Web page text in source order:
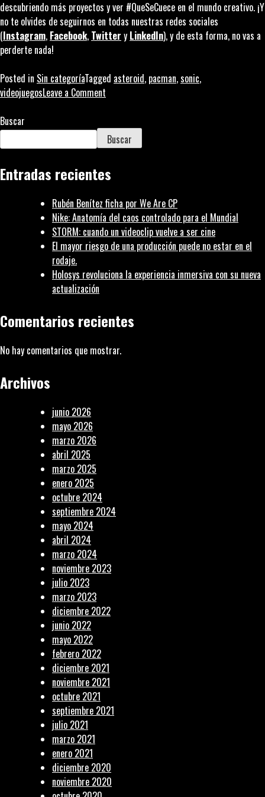
descubriendo más proyectos y ver #QueSeCuece en el mundo creativo. ¡Y
no te olvides de seguirnos en todas nuestras redes sociales
(Instagram, Facebook, Twitter y LinkedIn), y de esta forma, no vas a
perderte nada!
Posted in Sin categoríaTagged asteroid, pacman,sonic,
videojuegosLeave a Comment
en
el
con
ayuda
de
los
videojuegos
Buscar
Buscar
Entradas recientes
Rubén Benítez ficha por We Are CP
Nike: Anatomía del caos controlado para el Mundial
STORM: cuando un videoclip vuelve a ser cine
El mayor riesgo de una producción puede no estar en el
rodaje.
Holosys revoluciona la experiencia inmersiva con su nueva
actualización
Comentarios recientes
No hay comentarios que mostrar.
Archivos
junio 2026
mayo 2026
marzo 2026
abril 2025
marzo 2025
enero 2025
octubre 2024
septiembre 2024
mayo 2024
abril 2024
marzo 2024
noviembre 2023
julio 2023
marzo 2023
diciembre 2022
junio 2022
mayo 2022
febrero 2022
diciembre 2021
noviembre 2021
octubre 2021
septiembre 2021
julio 2021
marzo 2021
enero 2021
diciembre 2020
noviembre 2020